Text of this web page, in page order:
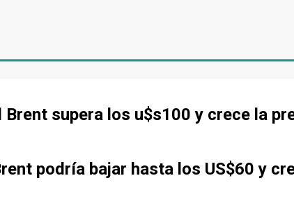
Brent supera los u$s100 y crece la
podría bajar hasta los US$60 y